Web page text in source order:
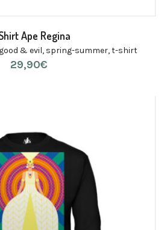
Ape Regina
good & evil, spring-summer,t-shirt
29,90€